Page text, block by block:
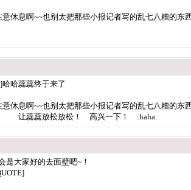
休息啊~~也别太把那些小报记者写的乱七八糟的东
哈哈蕊蕊终于来了
休息啊~~也别太把那些小报记者写的乱七八糟的东
让蕊蕊放松放松！ 高兴一下！ :haha:
是大家好的去面壁吧~！